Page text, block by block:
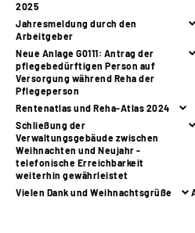
Leichte Sprache
Mein
2025
Jahresmeldung durch den
Arbeitgeber
Neue Anlage G0111: Antrag der
pflegebedürftigen Person auf
Versorgung während Reha der
Pflegeperson
Rentenatlas und Reha-Atlas 2024
Schließung der
Verwaltungsgebäude zwischen
Weihnachten und Neujahr -
telefonische Erreichbarkeit
weiterhin gewährleistet
Vielen Dank und Weihnachtsgrüße